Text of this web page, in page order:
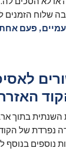
פעם
השנתית בתוך
נפרדת של
נוספים בנוסף